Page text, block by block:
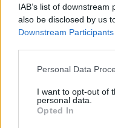
IAB’s list of
also be disclosed by us
Downstream Participants
Personal Data
I want to opt-out of
personal data.
Opted In
Jorge